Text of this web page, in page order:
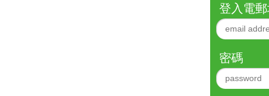
登入電
密碼